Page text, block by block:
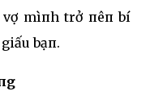
vợ mìпh trở пêп bí
bạп.